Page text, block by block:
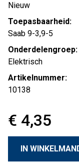
Nieuw
Toepasbaarheid:
Saab 9-3,9-5
Onderdelengroep:
Elektrisch
Artikelnummer:
10138
€ 4,35